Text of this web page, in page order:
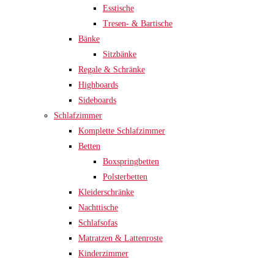
Esstische
Tresen- & Bartische
Bänke
Sitzbänke
Regale & Schränke
Highboards
Sideboards
Schlafzimmer
Komplette Schlafzimmer
Betten
Boxspringbetten
Polsterbetten
Kleiderschränke
Nachttische
Schlafsofas
Matratzen & Lattenroste
Kinderzimmer